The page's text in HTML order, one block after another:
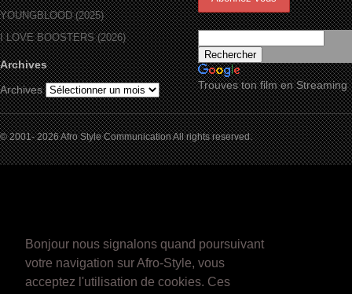
Bonjour nous signalons quand poursuivant
votre navigation sur Afro-Style, vous
acceptez l'utilisation de cookies. Ces
YOUNGBLOOD (2025)
I LOVE BOOSTERS (2026)
Archives
Archives
Trouves ton film en Streaming
© 2001- 2026 Afro Style Communication All rights reserved.